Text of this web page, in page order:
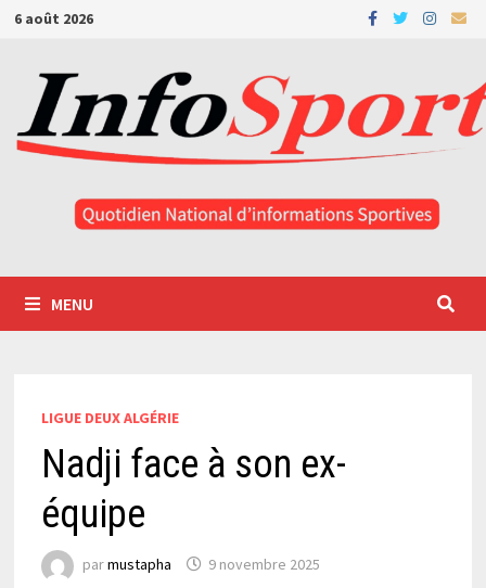
Passer
contenu
6 août 2026
MENU
LIGUE DEUX ALGÉRIE
Nadji face à son ex-
équipe
parmustapha 9 novembre 2025